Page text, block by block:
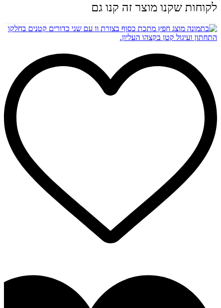
לקוחות שקנו מוצר זה קנו גם